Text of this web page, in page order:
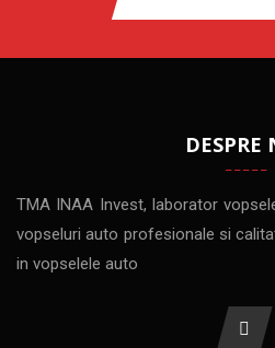
DESPRE
TMA INAA Invest, laborator
vopseluri auto profesionale si
in vopselele auto